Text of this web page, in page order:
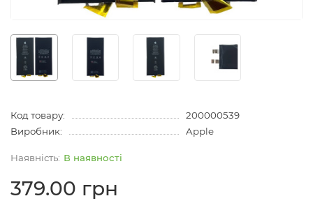
Код товару:
200000539
Виробник:
Apple
В наявності
379.00 грн